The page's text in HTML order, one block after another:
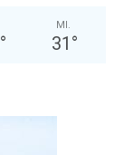
°
MI.
31 °